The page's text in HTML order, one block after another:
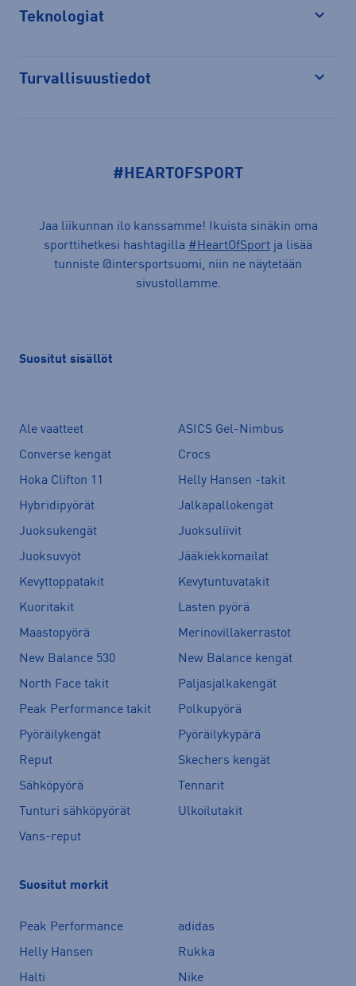
Teknologiat
Turvallisuustiedot
#HEARTOFSPORT
Jaa liikunnan ilo kanssamme! Ikuista sinäkin oma
sporttihetkesi hashtagilla #HeartOfSport ja lisää
tunniste @intersportsuomi, niin ne näytetään
sivustollamme.
Suositut sisällöt
Ale vaatteet
ASICS Gel-Nimbus
Converse kengät
Crocs
Hoka Clifton 11
Helly Hansen -takit
Hybridipyörät
Jalkapallokengät
Juoksukengät
Juoksuliivit
Juoksuvyöt
Jääkiekkomailat
Kevyttoppatakit
Kevytuntuvatakit
Kuoritakit
Lasten pyörä
Maastopyörä
Merinovillakerrastot
New Balance 530
New Balance kengät
North Face takit
Paljasjalkakengät
Peak Performance takit
Polkupyörä
Pyöräilykengät
Pyöräilykypärä
Reput
Skechers kengät
Sähköpyörä
Tennarit
Tunturi sähköpyörät
Ulkoilutakit
Vans-reput
Suositut merkit
Peak Performance
adidas
Helly Hansen
Rukka
Halti
Nike